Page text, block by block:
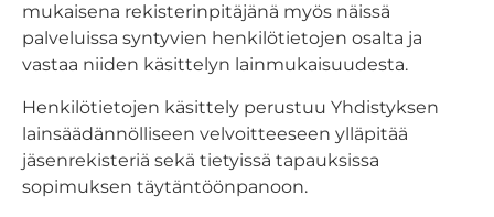
mukaisena rekisterinpitäjänä myös näissä
palveluissa syntyvien henkilötietojen osalta ja
vastaa niiden käsittelyn lainmukaisuudesta.
Henkilötietojen käsittely perustuu Yhdistyksen
lainsäädännölliseen velvoitteeseen ylläpitää
jäsenrekisteriä sekä tietyissä tapauksissa
sopimuksen täytäntöönpanoon.